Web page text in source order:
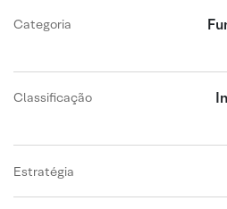
Categoria
Classificação
Estratégia